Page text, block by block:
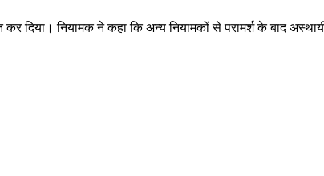
दिया। नियामक ने कहा कि अन्य नियामकों से परामर्श के बाद